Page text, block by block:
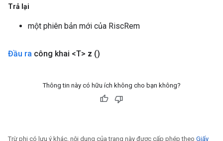
Trả lại
một phiên bản mới của RiscRem
Đầu ra công khai <T> z ()
Thông tin này có hữu ích không cho bạn không?
Trừ phi có lưu ý khác, nội dung của trang này được cấp phép theo Giấy